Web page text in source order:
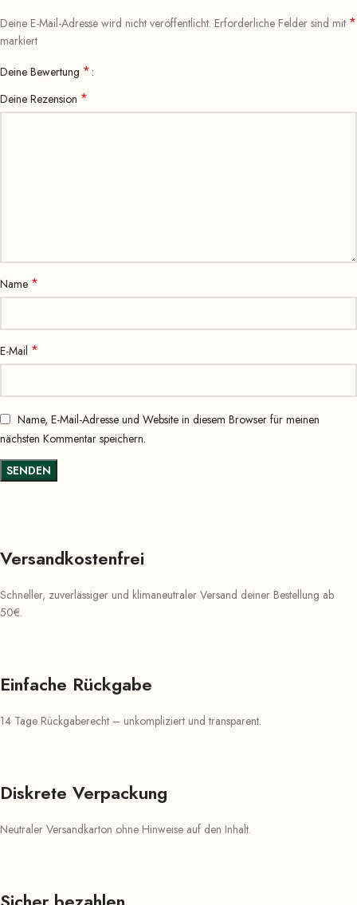
Deine E-Mail-Adresse wird nicht veröffentlicht. Erforderliche Felder sind mit *
markiert
Deine Bewertung *
Deine Rezension *
Name *
E-Mail *
Name, E-Mail-Adresse und Website in diesem Browser für meinen
nächsten Kommentar speichern.
Versandkostenfrei
Schneller, zuverlässiger und klimaneutraler Versand deiner Bestellung ab
50€.
Einfache Rückgabe
14 Tage Rückgaberecht – unkompliziert und transparent.
Diskrete Verpackung
Neutraler Versandkarton ohne Hinweise auf den Inhalt.